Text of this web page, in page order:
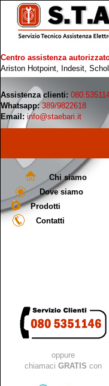
Centro assistenza
Ariston Hotpoint, Indesit,
Assistenza clienti:
Whatsapp: 389/9822618
Email: info@staebari.it
Chi siamo
Dove siamo
Prodotti
Contatti
oppure
chiamaci GRATIS con